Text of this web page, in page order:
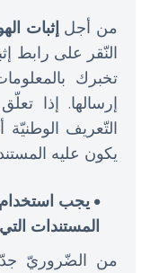
من أجل إثبات
النّقر على رابط
تخبرك
إرسالها. إذا
التّعريف
يكون عليه
يجب
المستندات
من الضّروريّ